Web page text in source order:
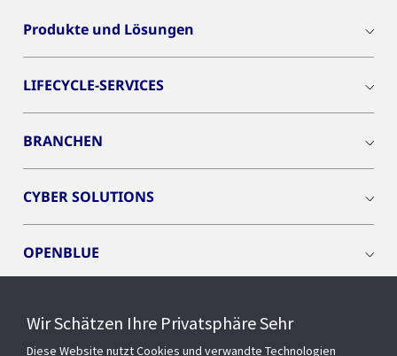
Produkte und Lösungen
LIFECYCLE-SERVICES
BRANCHEN
CYBER SOLUTIONS
OPENBLUE
Wir Schätzen Ihre Privatsphäre Sehr
Diese Website nutzt Cookies und verwandte Technologien